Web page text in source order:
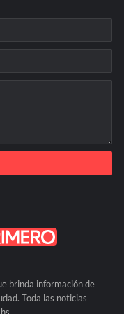
brinda información de
Toda las noticias